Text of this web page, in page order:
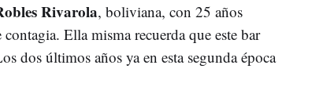
Rivarola, boliviana, con 25 años
Ella misma recuerda que este bar
dos últimos años ya en esta segunda época